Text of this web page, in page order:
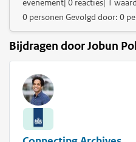
evenement| 0 reacties| 1
0 personen Gevolgd door: 0
Bijdragen door Jobun